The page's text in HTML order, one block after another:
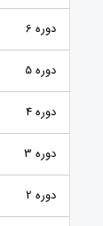
دوره 6
دوره 5
دوره 4
دوره 3
دوره 2